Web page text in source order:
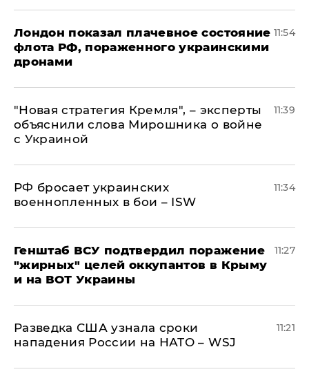
Лондон показал плачевное состояние
флота РФ, пораженного украинскими
дронами
11:54
"Новая стратегия Кремля", – эксперты
объяснили слова Мирошника о войне
с Украиной
11:39
РФ бросает украинских
военнопленных в бои – ISW
11:34
Генштаб ВСУ подтвердил поражение
"жирных" целей оккупантов в Крыму
и на ВОТ Украины
11:27
Разведка США узнала сроки
нападения России на НАТО – WSJ
11:21